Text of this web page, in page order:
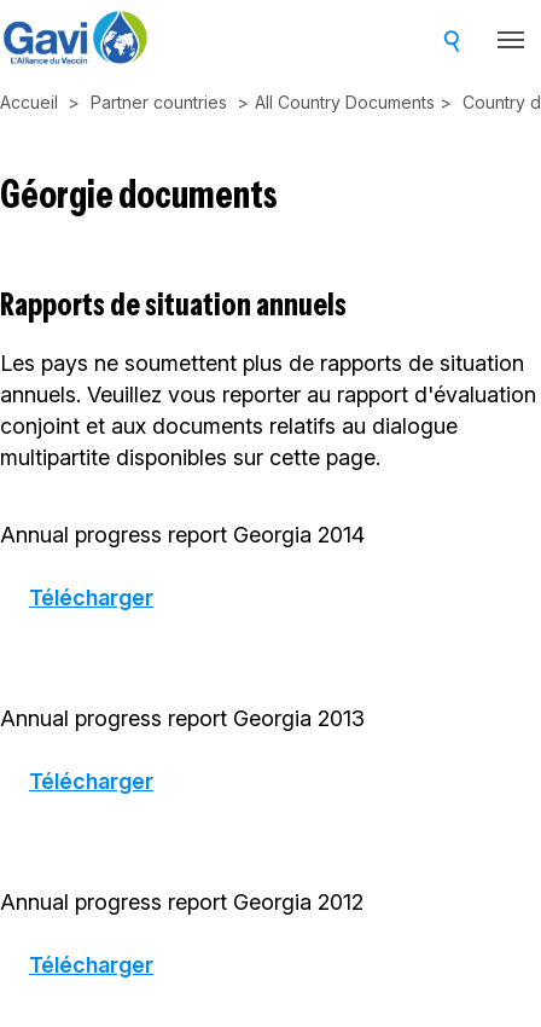
Skip
to
content
Accueil Partner countries All Country Documents Country
Géorgie documents
Rapports de situation annuels
Les pays ne soumettent plus de rapports de situation
annuels. Veuillez vous reporter au rapport d'évaluation
conjoint et aux documents relatifs au dialogue
multipartite disponibles sur cette page.
Annual progress report Georgia 2014
Télécharger
Annual progress report Georgia 2013
Télécharger
Annual progress report Georgia 2012
Télécharger